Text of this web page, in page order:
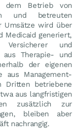
dem Betrieb von
und betreuten
Umsätze wird über
Medicaid generiert,
und
aus Therapie- und
der eigenen
aus Management-
Dritten betriebene
aus langfristigen
zusätzlich zur
bleiben aber
nachrangig.